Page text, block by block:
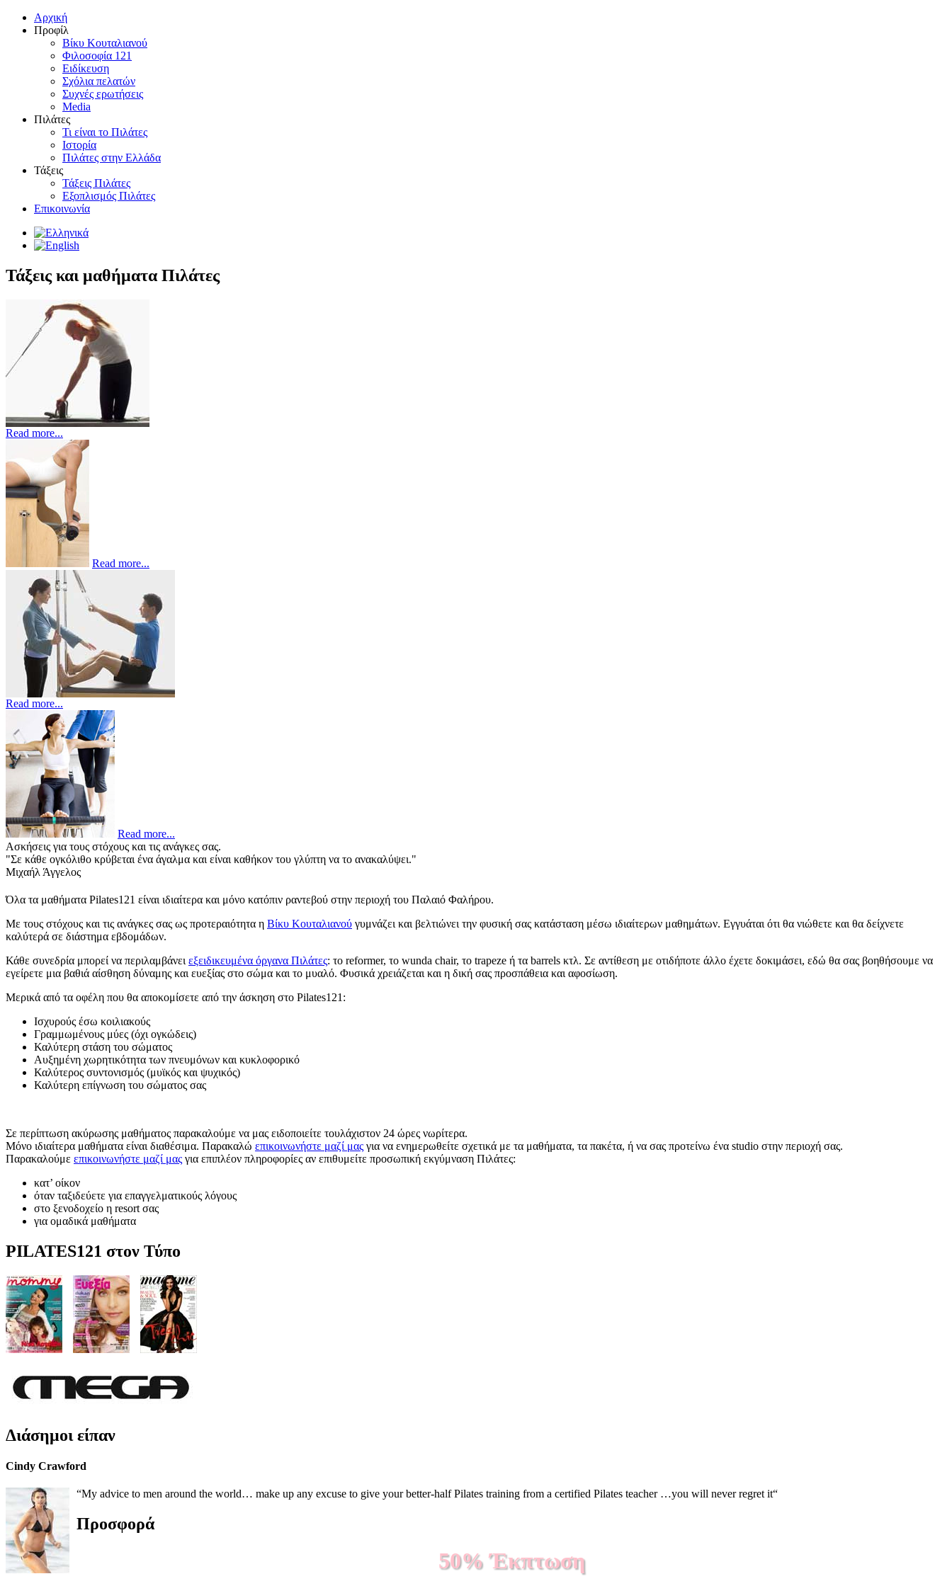
Αρχική
Προφίλ
Βίκυ Κουταλιανού
Φιλοσοφία 121
Ειδίκευση
Σχόλια πελατών
Συχνές ερωτήσεις
Media
Πιλάτες
Τι είναι το Πιλάτες
Ιστορία
Πιλάτες στην Ελλάδα
Τάξεις
Τάξεις Πιλάτες
Εξοπλισμός Πιλάτες
Επικοινωνία
Τάξεις και μαθήματα Πιλάτες
Read more...
Read more...
Read more...
Read more...
Ασκήσεις για τους στόχους και τις ανάγκες σας.
"Σε κάθε ογκόλιθο κρύβεται ένα άγαλμα και είναι καθήκον του γλύπτη να το ανακαλύψει."
Μιχαήλ Άγγελος
Όλα τα μαθήματα Pilates121 είναι ιδιαίτερα και μόνο κατόπιν ραντεβού στην περιοχή του Παλαιό Φαλήρου.
Με τους στόχους και τις ανάγκες σας ως προτεραιότητα η Βίκυ Κουταλιανού γυμνάζει και βελτιώνει την φυσική σας κατάσταση μέσω ιδιαίτερων μαθημάτων. Εγγυάται ότι θα νιώθετε και θα δείχνετε
καλύτερά σε διάστημα εβδομάδων.
Κάθε συνεδρία μπορεί να περιλαμβάνει εξειδικευμένα όργανα Πιλάτες: το reformer, το wunda chair, το trapeze ή τα barrels κτλ. Σε αντίθεση με οτιδήποτε άλλο έχετε δοκιμάσει, εδώ θα σας βοηθήσουμε να
εγείρετε μια βαθιά αίσθηση δύναμης και ευεξίας στο σώμα και το μυαλό. Φυσικά χρειάζεται και η δική σας προσπάθεια και αφοσίωση.
Μερικά από τα οφέλη που θα αποκομίσετε από την άσκηση στο Pilates121:
Ισχυρούς έσω κοιλιακούς
Γραμμωμένους μύες (όχι ογκώδεις)
Καλύτερη στάση του σώματος
Αυξημένη χωρητικότητα των πνευμόνων και κυκλοφορικό
Καλύτερος συντονισμός (μυϊκός και ψυχικός)
Καλύτερη επίγνωση του σώματος σας
Σε περίπτωση ακύρωσης μαθήματος παρακαλούμε να μας ειδοποιείτε τουλάχιστον 24 ώρες νωρίτερα.
Μόνο ιδιαίτερα μαθήματα είναι διαθέσιμα. Παρακαλώ επικοινωνήστε μαζί μας για να ενημερωθείτε σχετικά με τα μαθήματα, τα πακέτα, ή να σας προτείνω ένα studio στην περιοχή σας.
Παρακαλούμε επικοινωνήστε μαζί μας για επιπλέον πληροφορίες αν επιθυμείτε προσωπική εκγύμναση Πιλάτες:
κατ’ οίκον
όταν ταξιδεύετε για επαγγελματικούς λόγους
στο ξενοδοχείο η resort σας
για ομαδικά μαθήματα
PILATES121 στον Τύπο
Διάσημοι είπαν
Cindy Crawford
“My advice to men around the world… make up any excuse to give your better-half Pilates training from a certified Pilates teacher …you will never regret it“
Προσφορά
50% Έκπτωση